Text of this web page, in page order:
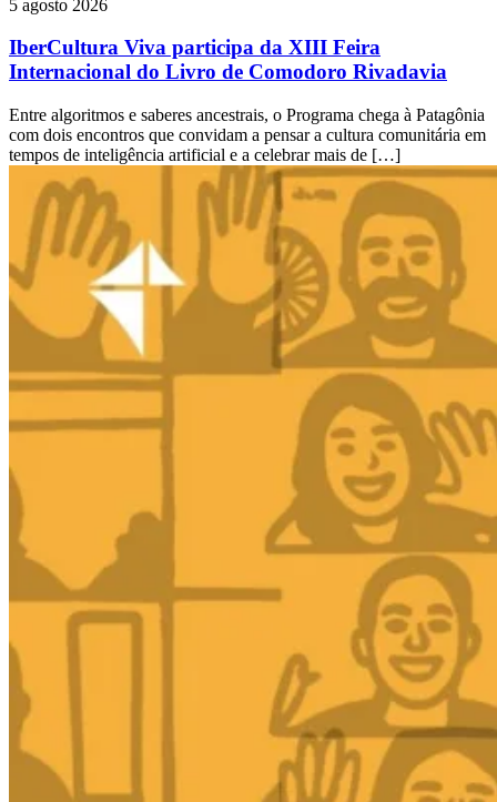
5 agosto 2026
IberCultura Viva participa da XIII Feira
Internacional do Livro de Comodoro Rivadavia
Entre algoritmos e saberes ancestrais, o Programa chega à Patagônia
com dois encontros que convidam a pensar a cultura comunitária em
tempos de inteligência artificial e a celebrar mais de […]